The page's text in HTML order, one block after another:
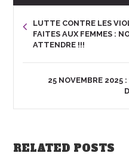
LUTTE CONTRE LES
FAITES AUX FEMMES :
ATTENDRE !!!
25 NOVEMBRE 2025
RELATED POSTS